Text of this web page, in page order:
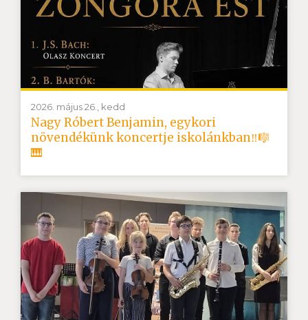
2026. május 26., kedd
Nagy Róbert Benjamin, egykori
növendékünk koncertje iskolánkban‼️🎼
🎹